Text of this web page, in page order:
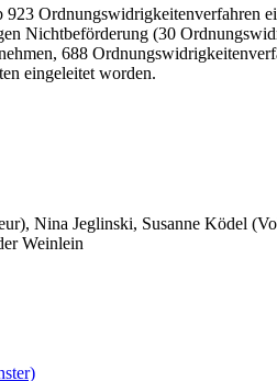
Ordnungswidrigkeitenverfahren
Nichtbeförderung (30
688
eingeleitet worden.
Nina Jeglinski, Susanne Ködel
Weinlein